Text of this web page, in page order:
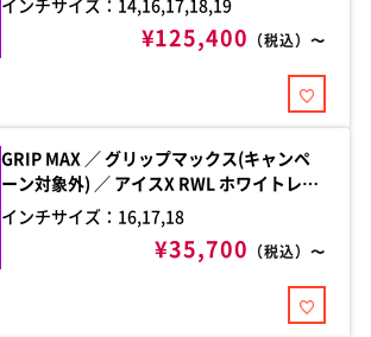
¥125,400 （税込）〜
GRIP MAX ／ グリップマックス(キャンペ
ーン対象外) ／ アイスX RWL ホワイトレタ
ー(限定2024年製)
インチサイズ：16,17,18
¥35,700 （税込）〜